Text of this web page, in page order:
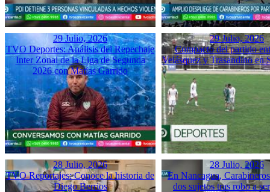
29 Julio, 2026
TVO Deportes: Análisis del Repechaje
Inter Zonal de la Liga de Segunda
2026 con Matías Garrido
29 Julio, 2026
Compacto del partido
Velásquez y Trasandino en
28 Julio, 2026
TVO Reportajes: Conoce la historia de
Diego Berrios
28 Julio, 2026
En Nancagua,
dos sujetos tras robo a